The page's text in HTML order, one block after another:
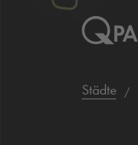
Städte